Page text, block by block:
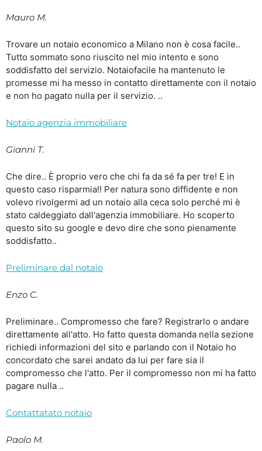
Mauro M.
Trovare un notaio economico a Milano non è cosa facile..
Tutto sommato sono riuscito nel mio intento e sono
soddisfatto del servizio. Notaiofacile ha mantenuto le
promesse mi ha messo in contatto direttamente con il notaio
e non ho pagato nulla per il servizio. ..
Notaio agenzia immobiliare
Gianni T.
Che dire.. È proprio vero che chi fa da sé fa per tre! E in
questo caso risparmia!! Per natura sono diffidente e non
volevo rivolgermi ad un notaio alla ceca solo perché mi è
stato caldeggiato dall'agenzia immobiliare. Ho scoperto
questo sito su google e devo dire che sono pienamente
soddisfatto..
Preliminare dal notaio
Enzo C.
Preliminare.. Compromesso che fare? Registrarlo o andare
direttamente all'atto. Ho fatto questa domanda nella sezione
richiedi informazioni del sito e parlando con il Notaio ho
concordato che sarei andato da lui per fare sia il
compromesso che l'atto. Per il compromesso non mi ha fatto
pagare nulla ..
Contattatato notaio
Paolo M.